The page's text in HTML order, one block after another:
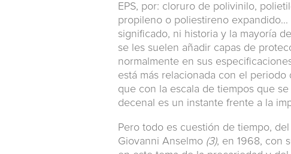
EPS, por: cloruro de polivinilo,
propileno o poliestireno
significado, ni historia y la mayoría
se les suelen añadir capas de
normalmente en sus
está más relacionada con el
que con la escala de tiempos que
decenal es un instante frente a la
Pero todo es cuestión de tiempo,
Giovanni Anselmo (3), en 1968, con